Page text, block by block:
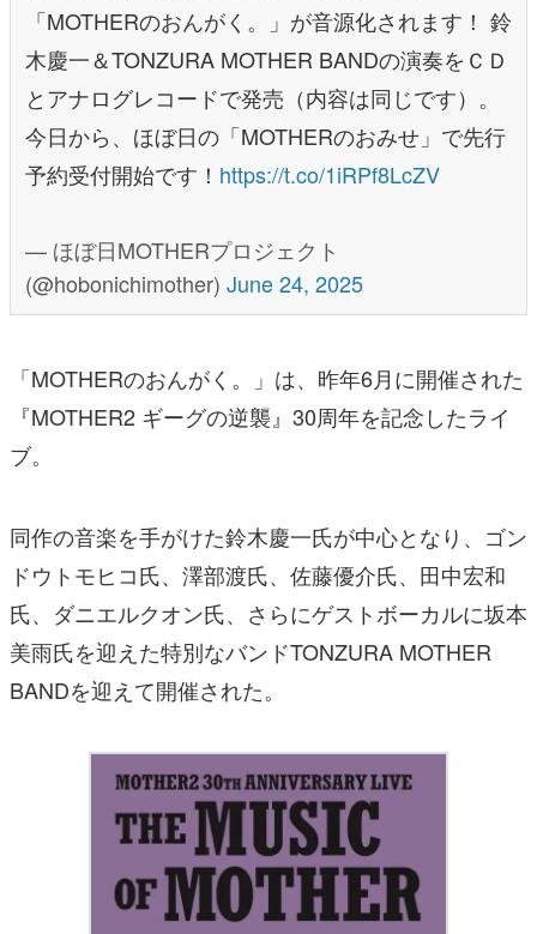
「MOTHERのおんがく。」が音源化されます！ 鈴
木慶一＆TONZURA MOTHER BANDの演奏をＣＤ
とアナログレコードで発売（内容は同じです）。
今日から、ほぼ日の「MOTHERのおみせ」で先行
予約受付開始です！ https://t.co/1iRPf8LcZV
— ほぼ日MOTHERプロジェクト
(@hobonichimother) June 24, 2025
「MOTHERのおんがく。」は、昨年6月に開催された
『MOTHER2 ギーグの逆襲』30周年を記念したライ
ブ。
同作の音楽を手がけた鈴木慶一氏が中心となり、ゴン
ドウトモヒコ氏、澤部渡氏、佐藤優介氏、田中宏和
氏、ダニエルクオン氏、さらにゲストボーカルに坂本
美雨氏を迎えた特別なバンドTONZURA MOTHER
BANDを迎えて開催された。